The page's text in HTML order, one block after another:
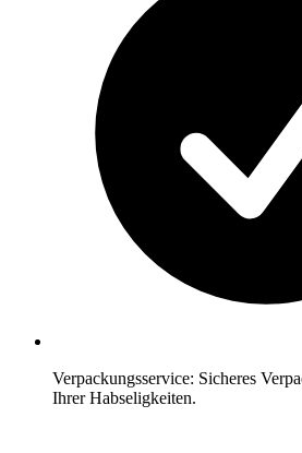
Verpackungsservice: Sicheres
Ihrer Habseligkeiten.